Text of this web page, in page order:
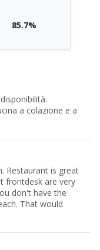
a colazione e a
Restaurant is great
frontdesk are very
don't have the
That would
85.7%